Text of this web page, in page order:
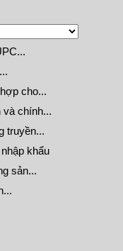
cho...
và chính...
truyền...
khẩu
sản...